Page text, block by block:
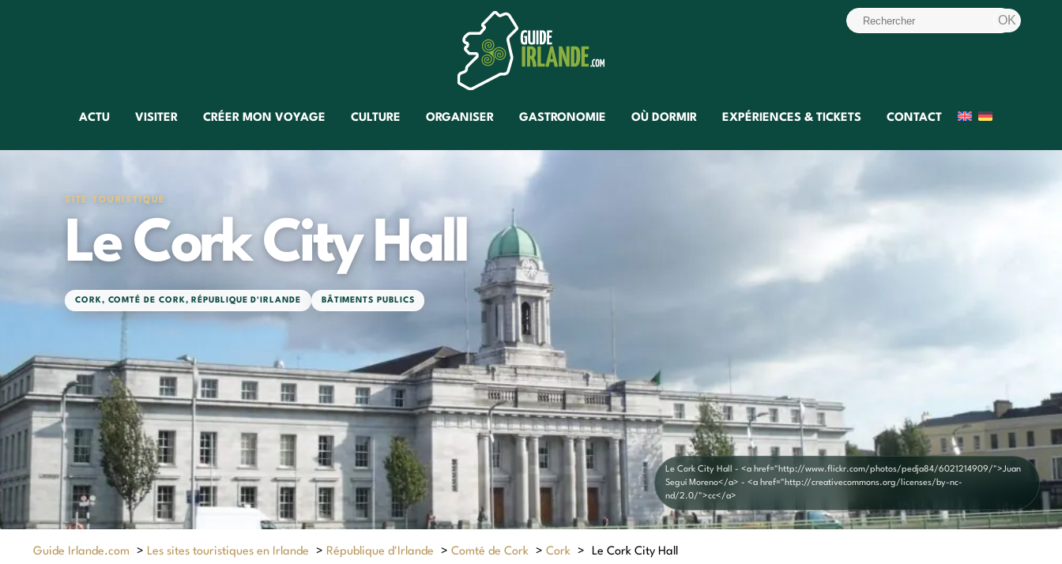
ACTU VISITER CRÉER MON VOYAGE CULTURE ORGANISER GASTRONOMIE OÙ DORMIR EXPÉRIENCES & TICKETS CONTACT
SITE TOURISTIQUE
Le Cork City Hall
CORK, COMTÉ DE CORK, RÉPUBLIQUE D'IRLANDE BÂTIMENTS PUBLICS
Le Cork City Hall - <a href="http://www.flickr.com/photos/pedja84/6021214909/">Juan
Seguí Moreno</a> - <a href="http://creativecommons.org/licenses/by-nc-
nd/2.0/">cc</a>
Guide Irlande.com > Les sites touristiques en Irlande > République d'Irlande > Comté de Cork > Cork > Le Cork City Hall